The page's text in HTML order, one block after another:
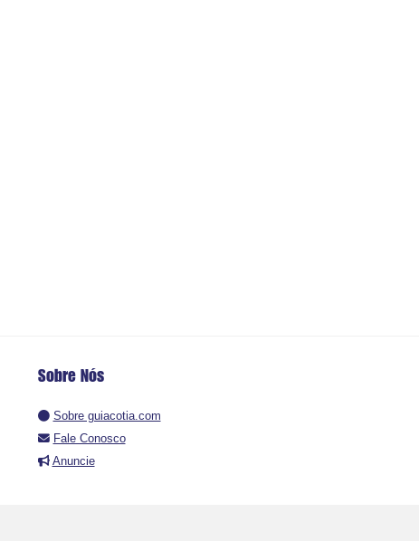
Sobre Nós
Sobre guiacotia.com
Fale Conosco
Anuncie